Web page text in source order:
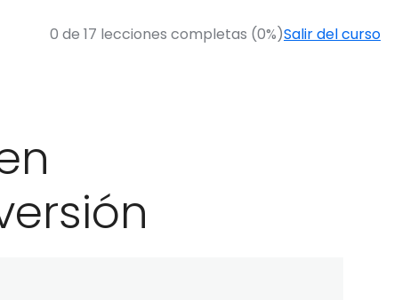
0 de 17 lecciones completas (0%)Salir del curso